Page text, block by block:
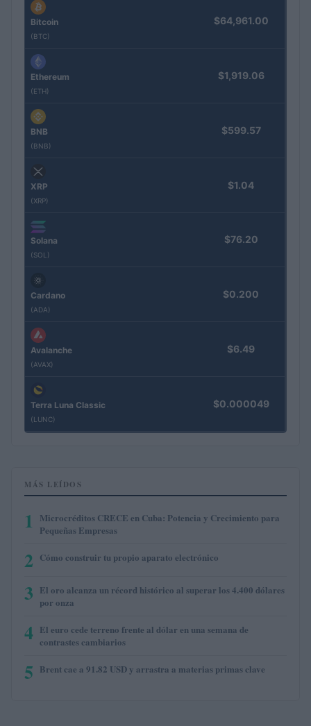
Bitcoin
(BTC)
$64,961.00
Ethereum
(ETH)
$1,919.06
BNB
(BNB)
$599.57
XRP
(XRP)
$1.04
Solana
(SOL)
$76.20
Cardano
(ADA)
$0.200
Avalanche
(AVAX)
$6.49
Terra Luna Classic
(LUNC)
$0.000049
MÁS LEÍDOS
1
Microcréditos CRECE en Cuba: Potencia y Crecimiento para
Pequeñas Empresas
2 Cómo construir tu propio aparato electrónico
3 El oro alcanza un récord histórico al superar los 4.400 dólares
por onza
4 El euro cede terreno frente al dólar en una semana de
contrastes cambiarios
5 Brent cae a 91.82 USD y arrastra a materias primas clave